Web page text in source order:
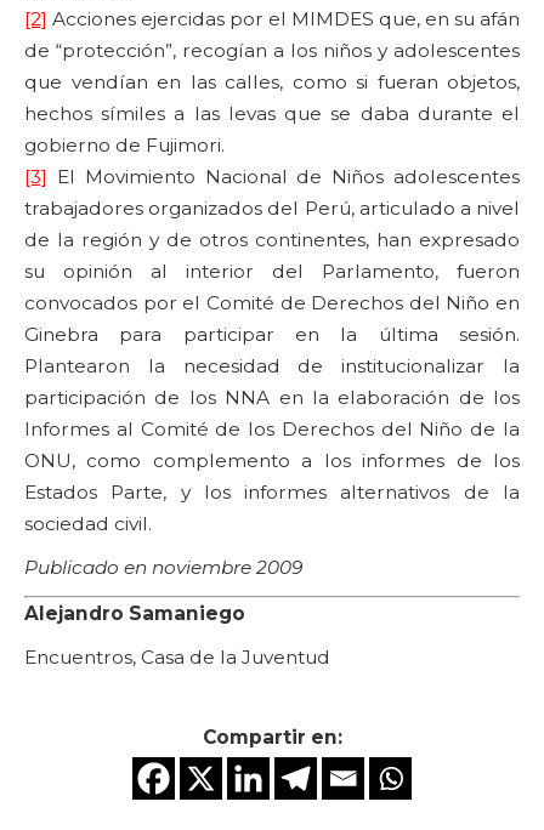
[2] Acciones ejercidas por el MIMDES que, en su afán
de “protección”, recogían a los niños y adolescentes
que vendían en las calles, como si fueran objetos,
hechos símiles a las levas que se daba durante el
gobierno de Fujimori.
[3] El Movimiento Nacional de Niños adolescentes
trabajadores organizados del Perú, articulado a nivel
de la región y de otros continentes, han expresado
su opinión al interior del Parlamento, fueron
convocados por el Comité de Derechos del Niño en
Ginebra para participar en la última sesión.
Plantearon la necesidad de institucionalizar la
participación de los NNA en la elaboración de los
Informes al Comité de los Derechos del Niño de la
ONU, como complemento a los informes de los
Estados Parte, y los informes alternativos de la
sociedad civil.
Publicado en noviembre 2009
Alejandro Samaniego
Encuentros, Casa de la Juventud
Compartir en: